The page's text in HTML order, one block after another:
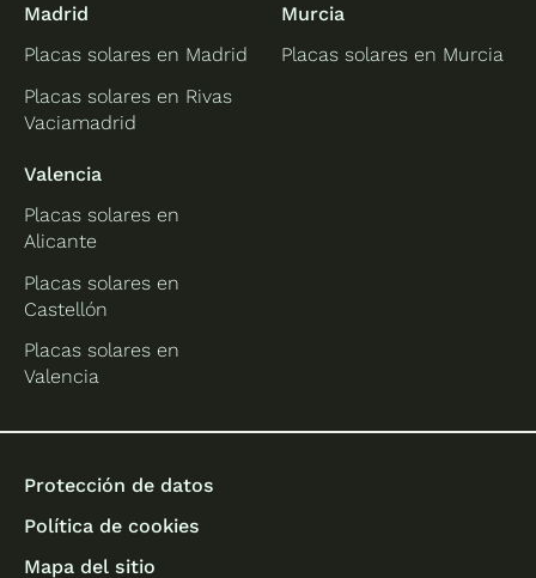
Madrid
Placas solares en Madrid
Placas solares en Rivas
Vaciamadrid
Murcia
Placas solares en Murcia
Valencia
Placas solares en
Alicante
Placas solares en
Castellón
Placas solares en
Valencia
Protección de datos
Política de cookies
Mapa del sitio